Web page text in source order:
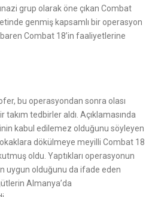
grup olarak öne çıkan Combat
genmiş kapsamlı bir operasyon
Combat 18’in faaliyetlerine
bu operasyondan sonra olası
tedbirler aldı. Açıklamasında
kabul edilemez olduğunu söyleyen
dökülmeye meyilli Combat 18
oldu. Yaptıkları operasyonun
uygun olduğunu da ifade eden
Almanya’da